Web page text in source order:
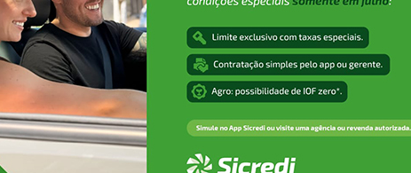
por categoria.
saber quem votou em qualquer podcast ou
da grande mídia e os denominados Top Video Casts — os
—, que passaram para a segunda fase, estão concorrendo